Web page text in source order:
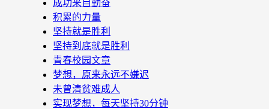
成功来自勤奋
积累的力量
坚持就是胜利
坚持到底就是胜利
青春校园文章
梦想，原来永远不嫌迟
未曾清贫难成人
实现梦想，每天坚持30分钟